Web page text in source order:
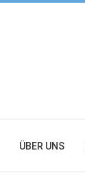
ÜBER UNS